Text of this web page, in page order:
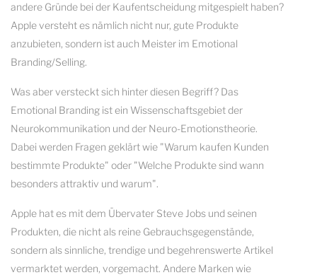
andere Gründe bei der Kaufentscheidung mitgespielt haben?
Apple versteht es nämlich nicht nur, gute Produkte
anzubieten, sondern ist auch Meister im Emotional
Branding/Selling.
Was aber versteckt sich hinter diesen Begriff? Das
Emotional Branding ist ein Wissenschaftsgebiet der
Neurokommunikation und der Neuro-Emotionstheorie.
Dabei werden Fragen geklärt wie "Warum kaufen Kunden
bestimmte Produkte" oder "Welche Produkte sind wann
besonders attraktiv und warum".
Apple hat es mit dem Übervater Steve Jobs und seinen
Produkten, die nicht als reine Gebrauchsgegenstände,
sondern als sinnliche, trendige und begehrenswerte Artikel
vermarktet werden, vorgemacht. Andere Marken wie